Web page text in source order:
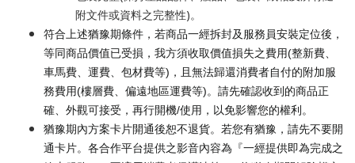
附文件或資料之完整性)。
符合上述猶豫期條件，若商品一經拆封及服務員安裝定位後，
等同商品價值已受損，我方須收取價值損失之費用(整新費、
車馬費、運費、包材費等)，且無法歸還消費者自付的附加服
務費用(樓層費、偏遠地區運費等)。請先確認收到的商品正
確、外觀可接受，再行開機/使用，以免影響您的權利。
猶豫期內方案卡片開通後恕不退貨。若您有猶豫，請先不要開
通卡片。各合作平台提供之影音內容為『一經提供即為完成之